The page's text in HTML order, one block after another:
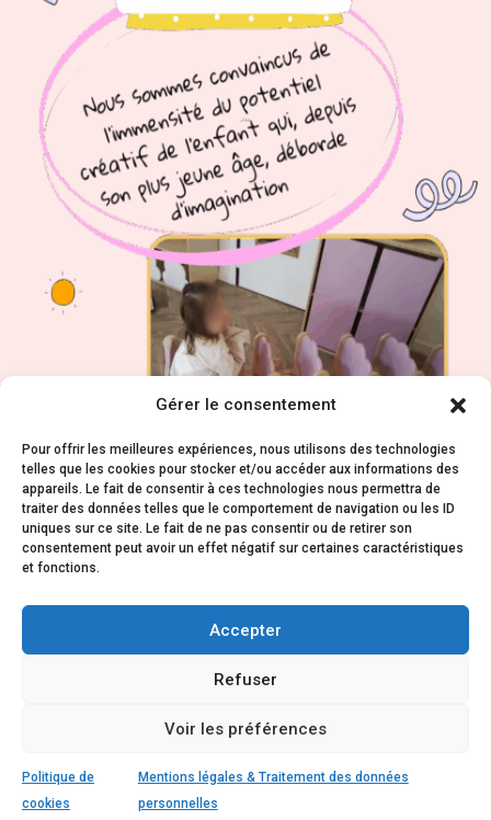
Gérer le consentement
Pour offrir les meilleures expériences, nous utilisons des technologies
telles que les cookies pour stocker et/ou accéder aux informations des
appareils. Le fait de consentir à ces technologies nous permettra de
traiter des données telles que le comportement de navigation ou les ID
uniques sur ce site. Le fait de ne pas consentir ou de retirer son
consentement peut avoir un effet négatif sur certaines caractéristiques
et fonctions.
Accepter
Refuser
Voir les préférences
Politique de
cookies
Mentions légales & Traitement des données
personnelles
Mentions légales & Traitement des données
Politique de cookies (UE)